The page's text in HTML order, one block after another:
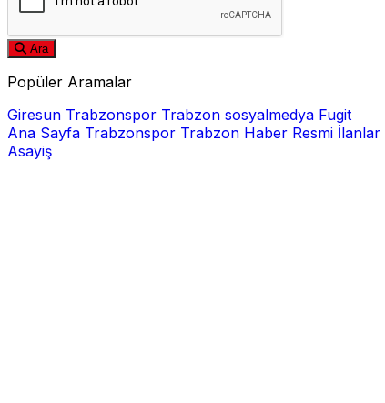
Ara
Popüler Aramalar
Giresun Trabzonspor Trabzon sosyalmedya Fugit
Ana Sayfa Trabzonspor Trabzon Haber Resmi İlanlar
Asayiş